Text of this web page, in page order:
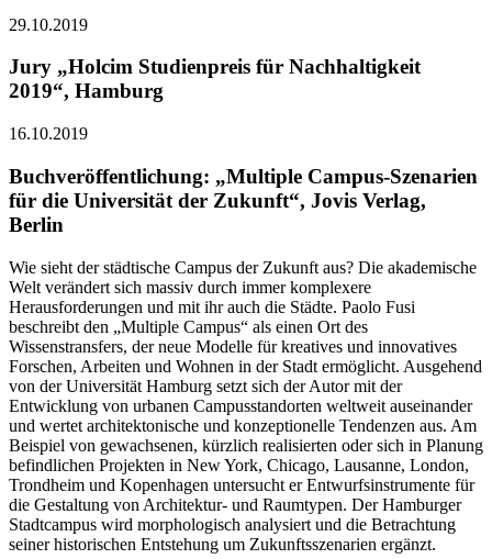
29.10.2019
Jury „Holcim Studienpreis für Nachhaltigkeit
2019“, Hamburg
16.10.2019
Buchveröffentlichung: „Multiple Campus-Szenarien
für die Universität der Zukunft“, Jovis Verlag,
Berlin
Wie sieht der städtische Campus der Zukunft aus? Die akademische
Welt verändert sich massiv durch immer komplexere
Herausforderungen und mit ihr auch die Städte. Paolo Fusi
beschreibt den „Multiple Campus“ als einen Ort des
Wissenstransfers, der neue Modelle für kreatives und innovatives
Forschen, Arbeiten und Wohnen in der Stadt ermöglicht. Ausgehend
von der Universität Hamburg setzt sich der Autor mit der
Entwicklung von urbanen Campusstandorten weltweit auseinander
und wertet architektonische und konzeptionelle Tendenzen aus. Am
Beispiel von gewachsenen, kürzlich realisierten oder sich in Planung
befindlichen Projekten in New York, Chicago, Lausanne, London,
Trondheim und Kopenhagen untersucht er Entwurfsinstrumente für
die Gestaltung von Architektur- und Raumtypen. Der Hamburger
Stadtcampus wird morphologisch analysiert und die Betrachtung
seiner historischen Entstehung um Zukunftsszenarien ergänzt.